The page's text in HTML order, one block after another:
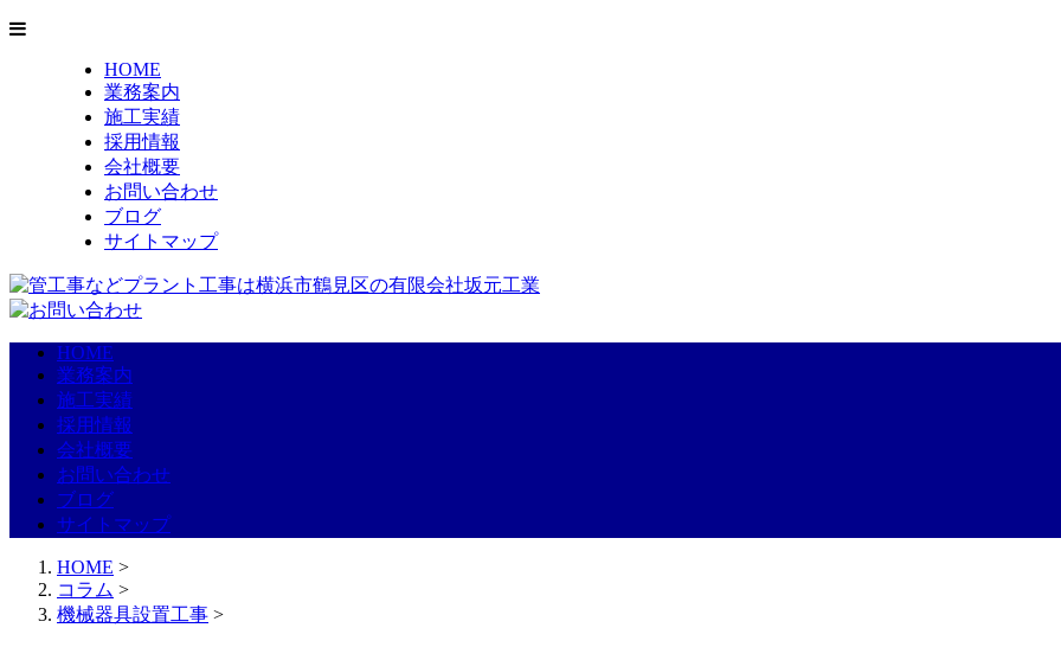
HOME
業務案内
施工実績
採用情報
会社概要
お問い合わせ
ブログ
サイトマップ
HOME
業務案内
施工実績
採用情報
会社概要
お問い合わせ
ブログ
サイトマップ
HOME >
コラム >
機械器具設置工事 >